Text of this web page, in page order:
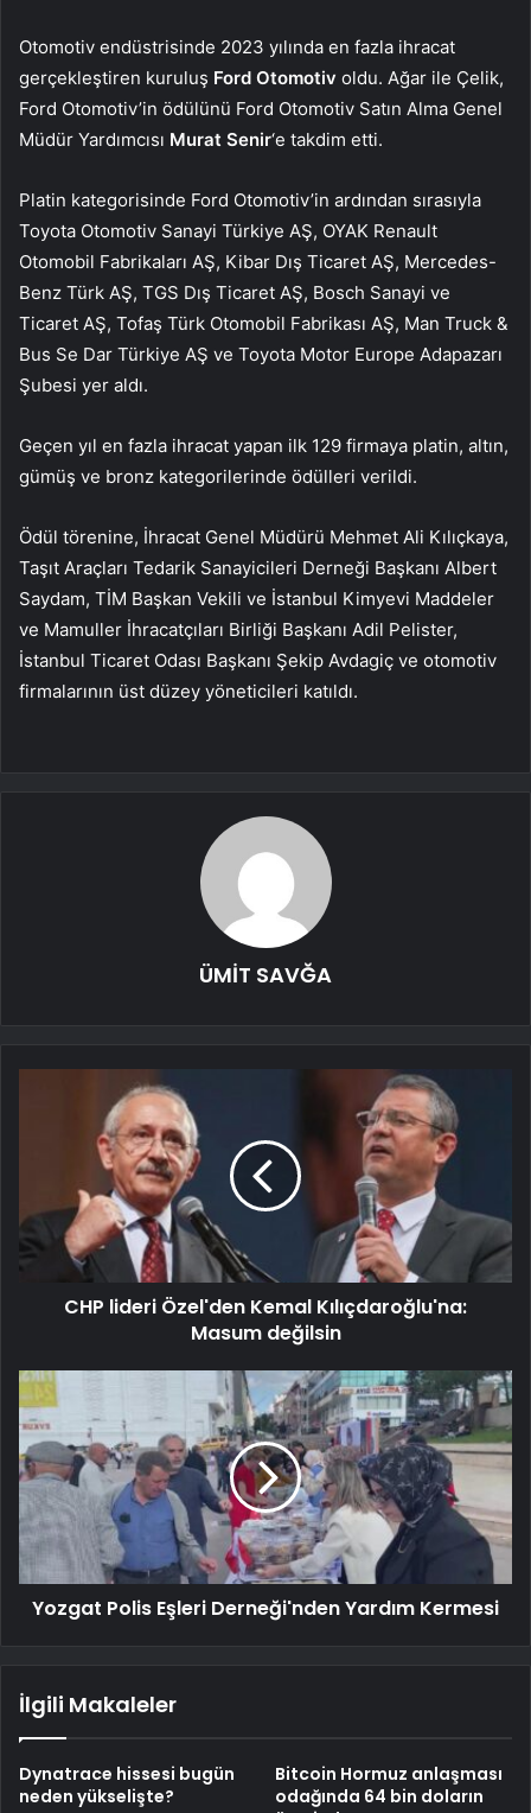
Otomotiv endüstrisinde 2023 yılında en fazla ihracat
gerçekleştiren kuruluş Ford Otomotiv oldu. Ağar ile Çelik,
Ford Otomotiv’in ödülünü Ford Otomotiv Satın Alma Genel
Müdür Yardımcısı Murat Senir‘e takdim etti.
Platin kategorisinde Ford Otomotiv’in ardından sırasıyla
Toyota Otomotiv Sanayi Türkiye AŞ, OYAK Renault
Otomobil Fabrikaları AŞ, Kibar Dış Ticaret AŞ, Mercedes-
Benz Türk AŞ, TGS Dış Ticaret AŞ, Bosch Sanayi ve
Ticaret AŞ, Tofaş Türk Otomobil Fabrikası AŞ, Man Truck &
Bus Se Dar Türkiye AŞ ve Toyota Motor Europe Adapazarı
Şubesi yer aldı.
Geçen yıl en fazla ihracat yapan ilk 129 firmaya platin, altın,
gümüş ve bronz kategorilerinde ödülleri verildi.
Ödül törenine, İhracat Genel Müdürü Mehmet Ali Kılıçkaya,
Taşıt Araçları Tedarik Sanayicileri Derneği Başkanı Albert
Saydam, TİM Başkan Vekili ve İstanbul Kimyevi Maddeler
ve Mamuller İhracatçıları Birliği Başkanı Adil Pelister,
İstanbul Ticaret Odası Başkanı Şekip Avdagiç ve otomotiv
firmalarının üst düzey yöneticileri katıldı.
ÜMİT SAVĞA
CHP lideri Özel'den Kemal Kılıçdaroğlu'na:
Masum değilsin
Yozgat Polis Eşleri Derneği'nden Yardım Kermesi
İlgili Makaleler
Dynatrace hissesi bugün
neden yükselişte?
Bitcoin Hormuz anlaşması
odağında 64 bin doların